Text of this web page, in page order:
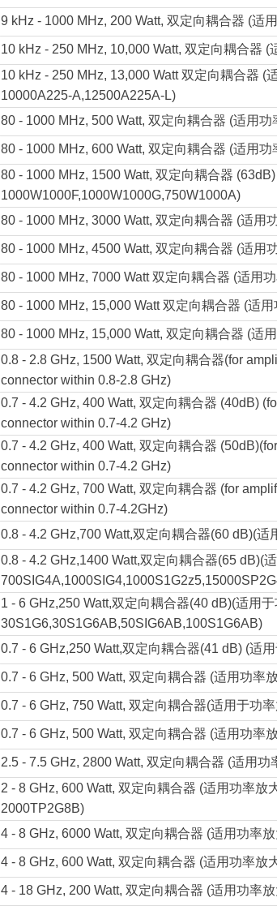
9 kHz - 1000 MHz, 200 Watt, 双定向耦合器 (适
10 kHz - 250 MHz, 10,000 Watt, 双定向耦合器 (
10 kHz - 250 MHz, 13,000 Watt双定向耦合器 (
10000A225-A,12500A225A-L)
80 - 1000 MHz, 500 Watt, 双定向耦合器 (适用
80 - 1000 MHz, 600 Watt, 双定向耦合器 (适用
80 - 1000 MHz, 1500 Watt, 双定向耦合器
1000W1000F,1000W1000G,750W1000A)
80 - 1000 MHz, 3000 Watt, 双定向耦合器 (适用
80 - 1000 MHz, 4500 Watt, 双定向耦合器 (适用
80 - 1000 MHz, 7000 Watt双定向耦合器 (适用
80 - 1000 MHz, 15,000 Watt双定向耦合器 (适
80 - 1000 MHz, 15,000 Watt, 双定向耦合器 (适
0.8 - 2.8 GHz, 1500 Watt, 双定向耦合器(for
connector within 0.8-2.8 GHz)
0.7 - 4.2 GHz, 400 Watt, 双定向耦合器 (40dB)
connector within 0.7-4.2 GHz)
0.7 - 4.2 GHz, 400 Watt, 双定向耦合器
connector within 0.7-4.2 GHz)
0.7 - 4.2 GHz, 700 Watt, 双定向耦合器 (for
connector within 0.7-4.2GHz)
0.8 - 4.2 GHz,700 Watt,双定向耦合器(60 dB)(适
0.8 - 4.2 GHz,1400 Watt,双定向耦合器(65 dB)(
1 - 6 GHz,250 Watt,双定向耦合器(40 dB)(适用
30S1G6,30S1G6AB,50SIG6AB,100S1G6AB)
0.7 - 6 GHz,250 Watt,双定向耦合器(41 dB) (适
0.7 - 6 GHz, 500 Watt, 双定向耦合器 (适用功率
0.7 - 6 GHz, 750 Watt, 双定向耦合器(适用于功
0.7 - 6 GHz, 500 Watt, 双定向耦合器 (适用功率
2.5 - 7.5 GHz, 2800 Watt, 双定向耦合器 (适用功
2 - 8 GHz, 600 Watt, 双定向耦合器 (适用功率放
2000TP2G8B)
4 - 8 GHz, 6000 Watt, 双定向耦合器 (适用功率
4 - 8 GHz, 600 Watt, 双定向耦合器 (适用功率放
4 - 18 GHz, 200 Watt, 双定向耦合器 (适用功率